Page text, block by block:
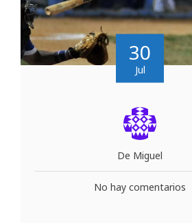
30
Jul
De Miguel
No hay comentarios